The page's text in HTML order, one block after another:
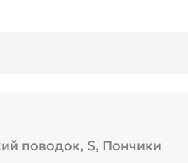
поводок, S, Пончики